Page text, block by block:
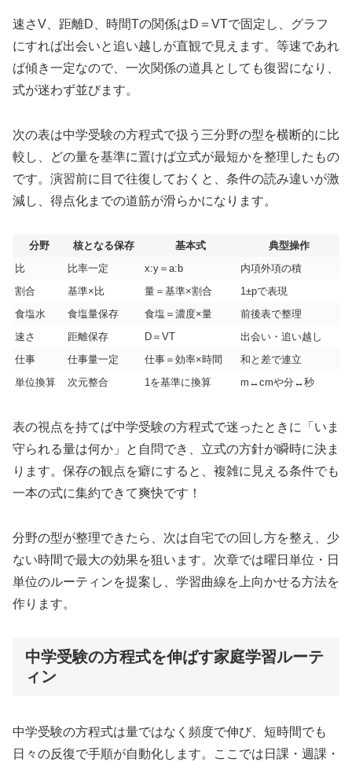
速さV、距離D、時間Tの関係はD＝VTで固定し、グラフ
にすれば出会いと追い越しが直観で見えます。等速であれ
ば傾き一定なので、一次関係の道具としても復習になり、
式が迷わず並びます。
次の表は中学受験の方程式で扱う三分野の型を横断的に比
較し、どの量を基準に置けば立式が最短かを整理したもの
です。演習前に目で往復しておくと、条件の読み違いが激
減し、得点化までの道筋が滑らかになります。
分野 核となる保存 基本式
典型操作
比
比率一定 x:y＝a:b
内項外項の積
割合
基準×比 量＝基準×割合
1±pで表現
食塩水
食塩量保存 食塩＝濃度×量
前後表で整理
速さ
距離保存 D＝VT
出会い・追い越し
仕事
仕事量一定 仕事＝効率×時間
和と差で連立
単位換算
次元整合 1を基準に換算 m↔cmや分↔秒
表の視点を持てば中学受験の方程式で迷ったときに「いま
守られる量は何か」と自問でき、立式の方針が瞬時に決ま
ります。保存の観点を癖にすると、複雑に見える条件でも
一本の式に集約できて爽快です！
分野の型が整理できたら、次は自宅での回し方を整え、少
ない時間で最大の効果を狙います。次章では曜日単位・日
単位のルーティンを提案し、学習曲線を上向かせる方法を
作ります。
中学受験の方程式を伸ばす家庭学習ルーテ
ィン
中学受験の方程式は量ではなく頻度で伸び、短時間でも
日々の反復で手順が自動化します。ここでは日課・週課・